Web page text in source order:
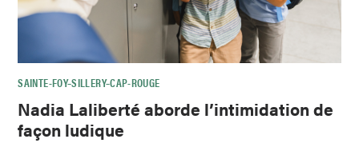
SAINTE-FOY–SILLERY–CAP-ROUGE
Nadia Laliberté aborde l’intimidation de
façon ludique